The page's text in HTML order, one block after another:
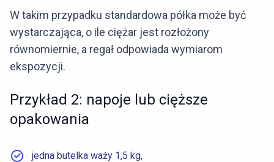
W takim przypadku standardowa półka może być
wystarczająca, o ile ciężar jest rozłożony
równomiernie, a regał odpowiada wymiarom
ekspozycji.
Przykład 2: napoje lub cięższe
opakowania
jedna butelka waży 1,5 kg,